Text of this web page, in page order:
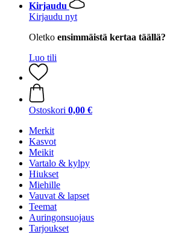
Kirjaudu
Kirjaudu nyt
Oletko ensimmäistä kertaa täällä?
Luo tili
Ostoskori 0,00 €
Merkit
Kasvot
Meikit
Vartalo & kylpy
Hiukset
Miehille
Vauvat & lapset
Teemat
Auringonsuojaus
Tarjoukset